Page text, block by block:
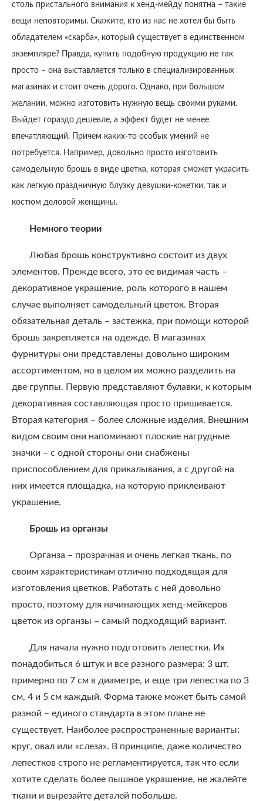
столь пристального внимания к хенд-мейду понятна – такие
вещи неповторимы. Скажите, кто из нас не хотел бы быть
обладателем «скарба», который существует в единственном
экземпляре? Правда, купить подобную продукцию не так
просто – она выставляется только в специализированных
магазинах и стоит очень дорого. Однако, при большом
желании, можно изготовить нужную вещь своими руками.
Выйдет гораздо дешевле, а эффект будет не менее
впечатляющий. Причем каких-то особых умений не
потребуется. Например, довольно просто изготовить
самодельную брошь в виде цветка, которая сможет украсить
как легкую праздничную блузку девушки-кокетки, так и
костюм деловой женщины.
Немного теории
Любая брошь конструктивно состоит из двух
элементов. Прежде всего, это ее видимая часть –
декоративное украшение, роль которого в нашем
случае выполняет самодельный цветок. Вторая
обязательная деталь – застежка, при помощи которой
брошь закрепляется на одежде. В магазинах
фурнитуры они представлены довольно широким
ассортиментом, но в целом их можно разделить на
две группы. Первую представляют булавки, к которым
декоративная составляющая просто пришивается.
Вторая категория – более сложные изделия. Внешним
видом своим они напоминают плоские нагрудные
значки – с одной стороны они снабжены
приспособлением для прикалывания, а с другой на
них имеется площадка, на которую приклеивают
украшение.
Брошь из органзы
Органза – прозрачная и очень легкая ткань, по
своим характеристикам отлично подходящая для
изготовления цветков. Работать с ней довольно
просто, поэтому для начинающих хенд-мейкеров
цветок из органзы – самый подходящий вариант.
Для начала нужно подготовить лепестки. Их
понадобиться 6 штук и все разного размера: 3 шт.
примерно по 7 см в диаметре, и еще три лепестка по 3
см, 4 и 5 см каждый. Форма также может быть самой
разной – единого стандарта в этом плане не
существует. Наиболее распространенные варианты:
круг, овал или «слеза». В принципе, даже количество
лепестков строго не регламентируется, так что если
хотите сделать более пышное украшение, не жалейте
ткани и вырезайте деталей побольше.